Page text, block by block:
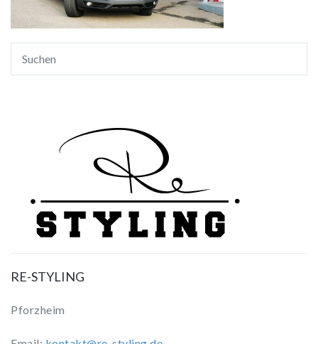
RE-STYLING
Pforzheim